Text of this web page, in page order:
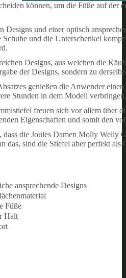
können, um die Füße auf der
Designs und einer optisch
und die Unterschenkel
Designs, aus welchen die
der Designs, sondern zu
genießen die Anwender
Stunden in dem Modell
freuen sich vor allem über
Eigenschaften und somit den
die Joules Damen Molly Welly
das, sind die Stiefel aber perfekt
ansprechende Designs
Füße
Halt